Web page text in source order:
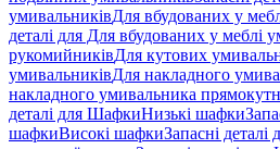
умивальниківДля вбудованих у
деталі для Для вбудованих у меблі
рукомийниківДля кутових
умивальниківДля накладного
накладного умивальника
деталі для ШафкиНизькі шафки
шафкиВисокі шафкиЗапасні